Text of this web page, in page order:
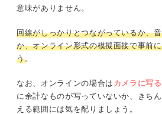
意味がありません。
回線がしっかりとつながっているか、
か、オンライン形式の模擬面接で事前
う。
なお、オンラインの場合は カメラに写
に余計なものが写っていないか、きち
える範囲には気を配りましょう。